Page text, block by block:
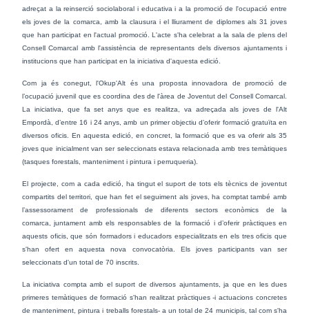
adreçat a la reinserció sociolaboral i educativa i a la promoció de l'ocupació entre
els joves de la comarca, amb la clausura i el lliurament de diplomes als 31 joves
que han participat en l'actual promoció. L'acte s'ha celebrat a la sala de plens del
Consell Comarcal amb l'assistència de representants dels diversos ajuntaments i
institucions que han participat en la iniciativa d'aquesta edició.
Com ja és conegut, l'Okup'Alt és una proposta innovadora de promoció de
l’ocupació juvenil que es coordina des de l'àrea de Joventut del Consell Comarcal.
La iniciativa, que fa set anys que es realitza, va adreçada als joves de l'Alt
Empordà, d’entre 16 i 24 anys, amb un primer objectiu d’oferir formació gratuïta en
diversos oficis. En aquesta edició, en concret, la formació que es va oferir als 35
joves que inicialment van ser seleccionats estava relacionada amb tres temàtiques
(tasques forestals, manteniment i pintura i perruqueria).
El projecte, com a cada edició, ha tingut el suport de tots els tècnics de joventut
compartits del territori, que han fet el seguiment als joves, ha comptat també amb
l’assessorament de
professionals de diferents sectors econòmics de la
comarca,
juntament amb els responsables de la formació i d’oferir pràctiques en
aquests oficis, que són formadors i educadors especialitzats en els tres oficis que
s'han ofert en aquesta nova convocatòria. Els joves participants van ser
seleccionats d'un total de 70 inscrits.
La iniciativa compta amb el suport de diversos ajuntaments, ja que en les dues
primeres temàtiques de formació s'han realitzat pràctiques -i actuacions concretes
de manteniment, pintura i treballs forestals- a un total de 24 municipis, tal com s'ha